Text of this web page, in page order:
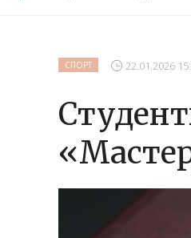
СПОРТ 22.01.2026